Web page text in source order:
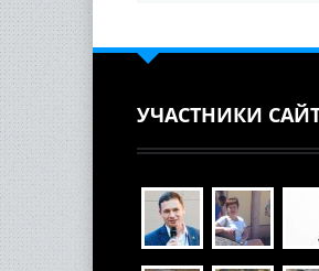
УЧАСТНИКИ